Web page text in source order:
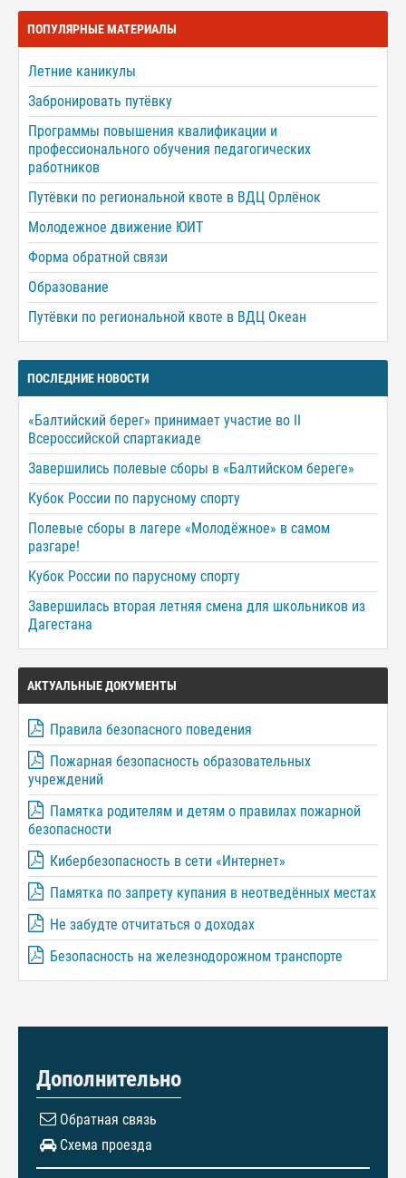
ПОПУЛЯРНЫЕ МАТЕРИАЛЫ
Летние каникулы
Забронировать путёвку
Программы повышения квалификации и
профессионального обучения педагогических
работников
Путёвки по региональной квоте в ВДЦ Орлёнок
Молодежное движение ЮИТ
Форма обратной связи
Образование
Путёвки по региональной квоте в ВДЦ Океан
ПОСЛЕДНИЕ НОВОСТИ
«Балтийский берег» принимает участие во II
Всероссийской спартакиаде
Завершились полевые сборы в «Балтийском береге»
Кубок России по парусному спорту
Полевые сборы в лагере «Молодёжное» в самом
разгаре!
Кубок России по парусному спорту
Завершилась вторая летняя смена для школьников из
Дагестана
АКТУАЛЬНЫЕ ДОКУМЕНТЫ
Правила безопасного поведения
Пожарная безопасность образовательных
учреждений
Памятка родителям и детям о правилах пожарной
безопасности
Кибербезопасность в сети «Интернет»
Памятка по запрету купания в неотведённых местах
Не забудте отчитаться о доходах
Безопасность на железнодорожном транспорте
Дополнительно
Обратная связь
Схема проезда